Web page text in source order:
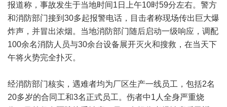
报道称，事故发生于当地时间1日上午10时59分左右。警方
和消防部门接到30多起报警电话，目击者称现场传出巨大爆
炸声，并冒出浓烟。当地消防部门随后启动一级响应，调配
100余名消防人员与30余台设备展开灭火和搜救，在当天下
午将火势完全扑灭。
经消防部门核实，遇难者均为厂区生产一线员工，包括2名
20多岁的合同工和3名正式员工。伤者中1人全身严重烧